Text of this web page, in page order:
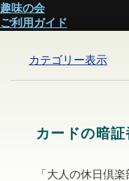
趣味の会
ご利用ガイド
カテゴリー表示
カードの暗
「大人の休日倶